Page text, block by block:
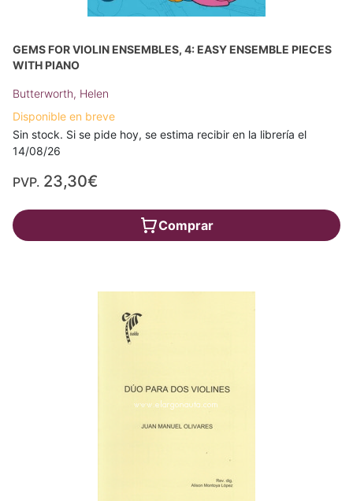
GEMS FOR VIOLIN ENSEMBLES, 4: EASY ENSEMBLE PIECES
WITH PIANO
Butterworth, Helen
Disponible en breve
Sin stock. Si se pide hoy, se estima recibir en la librería el
14/08/26
PVP. 23,30€
Comprar